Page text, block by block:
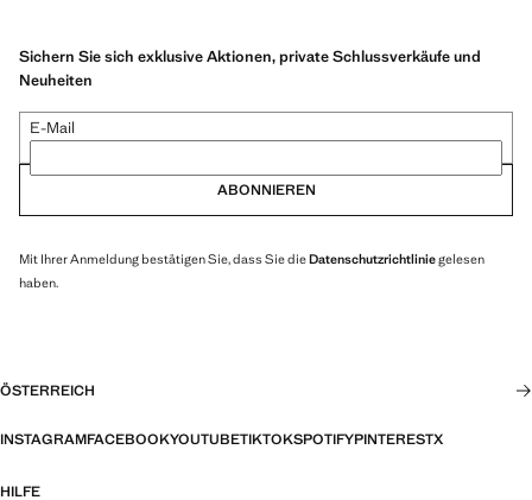
Sichern Sie sich exklusive Aktionen, private Schlussverkäufe und
Neuheiten
E-Mail
ABONNIEREN
Mit Ihrer Anmeldung bestätigen Sie, dass Sie dieDatenschutzrichtliniegelesen
haben.
ÖSTERREICH
INSTAGRAMFACEBOOKYOUTUBETIKTOKSPOTIFYPINTERESTX
HILFE